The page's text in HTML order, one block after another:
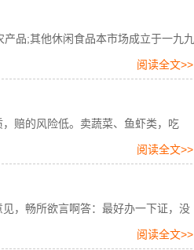
品;其他休闲食品本市场成立于一九九
阅读全文>>
赔的风险低。卖蔬菜、鱼虾类，吃
阅读全文>>
，畅所欲言啊答：最好办一下证，没
阅读全文>>